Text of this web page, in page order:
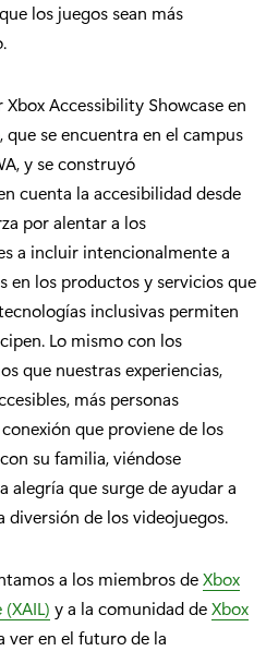
los juegos sean más
Accessibility Showcase en
, que se encuentra en el campus
y se construyó
cuenta la accesibilidad desde
por alentar a los
a incluir intencionalmente a
en los productos y servicios que
inclusivas permiten
Lo mismo con los
que nuestras experiencias,
más personas
que proviene de los
su familia, viéndose
alegría que surge de ayudar a
diversión de los videojuegos.
a los miembros deXbox
y a la comunidad deXbox
ver en el futuro de la